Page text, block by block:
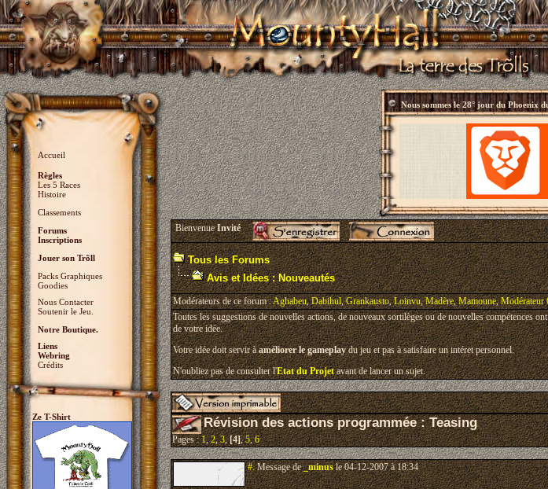
Accueil
Règles
Les 5 Races
Histoire
Classements
Forums
Inscriptions
Jouer son Trõll
Packs Graphiques
Goodies
Nous Contacter
Soutenir le Jeu.
Notre Boutique.
Liens
Webring
Crédits
Ze T-Shirt
Nous sommes le28° jour du Phoenix
BienvenueInvité
Tous les Forums
Avis et Idées : Nouveautés
Modérateurs de ce forum :Aghabeu,Dabihul,Grankausto,Loinvu,Madère,Mamoune,Modérateur
Toutes les suggestions de nouvelles actions, de nouveaux sortilèges ou de nouvelles compétences
de votre idée.
Votre idée doit servir àaméliorer le gameplaydu jeu et pas à satisfaire un intéret personnel.
N'oubliez pas de consulter l'Etat du Projetavant de lancer un sujet.
Révision des actions programmée : Teasing
Pages :1,2,3,[4],5,6
#.Message de_minusle 04-12-2007 à 18:34